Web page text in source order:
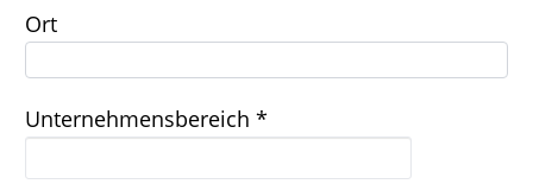
Ort
Unternehmensbereich *